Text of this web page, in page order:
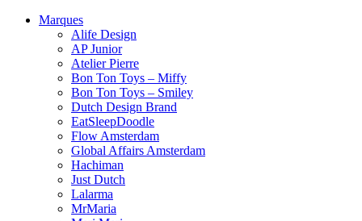
Marques
Alife Design
AP Junior
Atelier Pierre
Bon Ton Toys – Miffy
Bon Ton Toys – Smiley
Dutch Design Brand
EatSleepDoodle
Flow Amsterdam
Global Affairs Amsterdam
Hachiman
Just Dutch
Lalarma
MrMaria